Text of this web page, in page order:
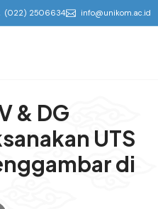
(022) 2506634 info@unikom.ac.id
& DG
UTS
di